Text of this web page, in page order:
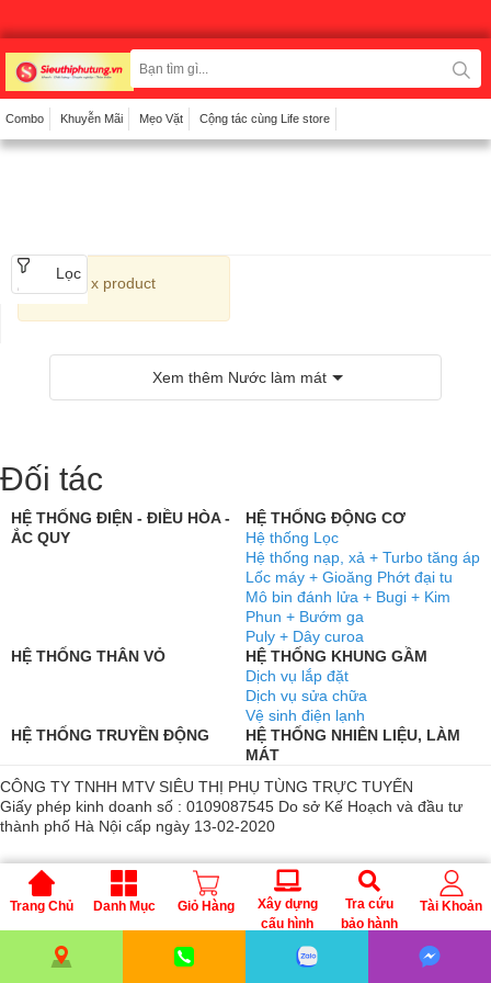
BƠM XĂNG - BƠM NHIÊN LIỆU
Combo Khuyễn Mãi Mẹo Vặt Cộng tác cùng Life store
Lọc
x product
Xem thêm Nước làm mát
Trang Chủ Danh Mục Giỏ Hàng
Xây dựng
cấu hình
Tra cứu
bảo hành
Tài Khoản
Đối tác
HỆ THỐNG ĐIỆN - ĐIỀU HÒA -
ẮC QUY
HỆ THỐNG ĐỘNG CƠ
Hệ thống Lọc
Hệ thống nạp, xả + Turbo tăng áp
Lốc máy + Gioăng Phớt đại tu
Mô bin đánh lửa + Bugi + Kim
Phun + Bướm ga
Puly + Dây curoa
HỆ THỐNG THÂN VỎ
HỆ THỐNG KHUNG GẦM
Dịch vụ lắp đặt
Dịch vụ sửa chữa
Vệ sinh điện lạnh
HỆ THỐNG TRUYỀN ĐỘNG
HỆ THỐNG NHIÊN LIỆU, LÀM
MÁT
CÔNG TY TNHH MTV SIÊU THỊ PHỤ TÙNG TRỰC TUYẾN
Giấy phép kinh doanh số : 0109087545 Do sở Kế Hoạch và đầu tư
thành phố Hà Nội cấp ngày 13-02-2020